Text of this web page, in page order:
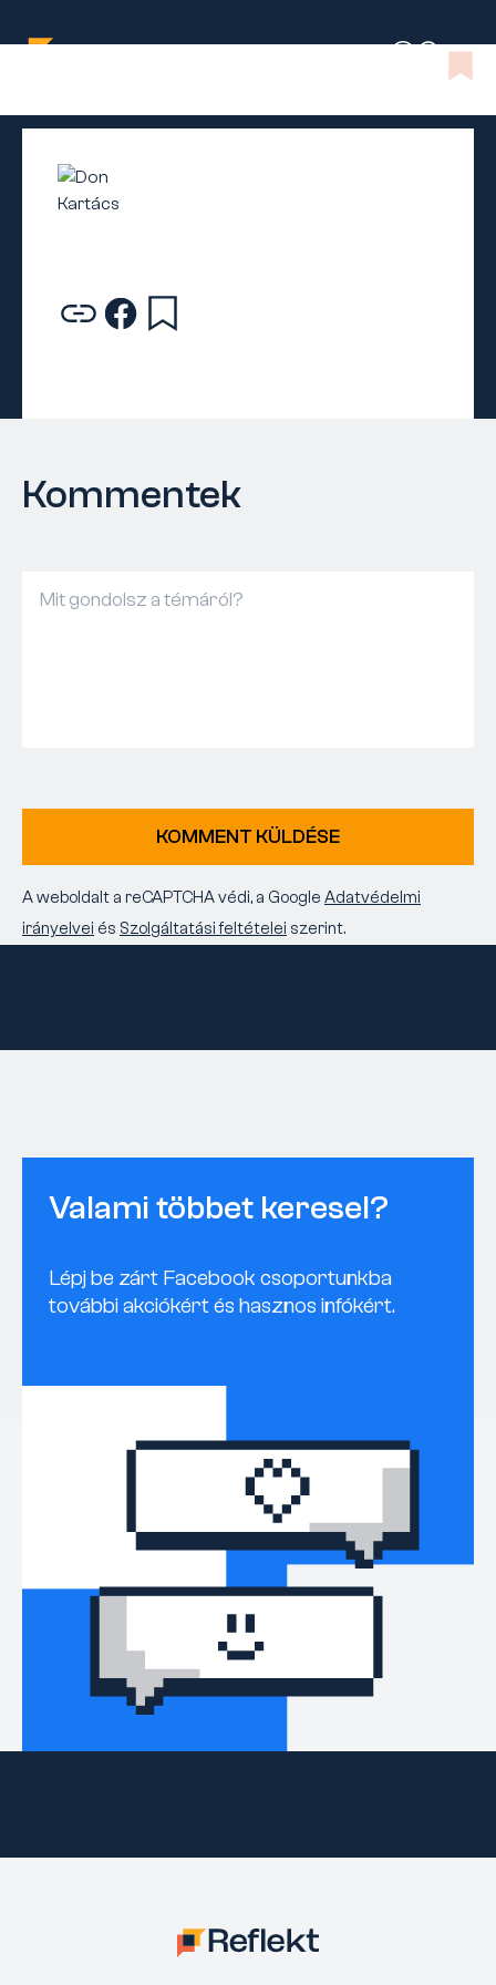
Kommentek
KOMMENT KÜLDÉSE
A weboldalt a reCAPTCHA védi, a Google Adatvédelmi
irányelvei és Szolgáltatási feltételei szerint.
Valami többet keresel?
Lépj be zárt Facebook csoportunkba
további akciókért és hasznos infókért.